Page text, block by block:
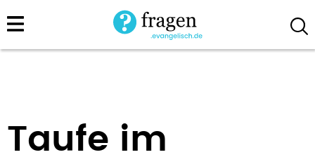
Direkt
zum
Taufe im